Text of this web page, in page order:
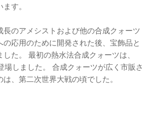
す。
長のアメシストおよび他の合成クォーツ
の応用のために開発された後、宝飾品と
した。 最初の熱水法合成クォーツは、
場しました。 合成クォーツが広く市販さ
、第二次世界大戦の頃でした。